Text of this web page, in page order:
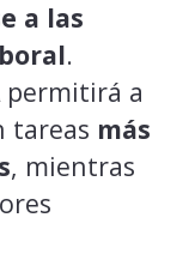
a las
.
permitirá a
tareas más
, mientras